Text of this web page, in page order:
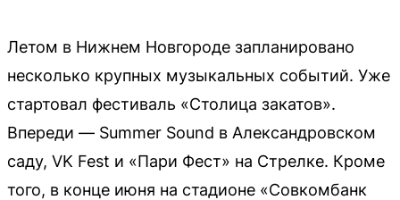
Летом в Нижнем Новгороде запланировано
несколько крупных музыкальных событий. Уже
стартовал фестиваль «Столица закатов».
Впереди — Summer Sound в Александровском
саду, VK Fest и «Пари Фест» на Стрелке. Кроме
того, в конце июня на стадионе «Совкомбанк